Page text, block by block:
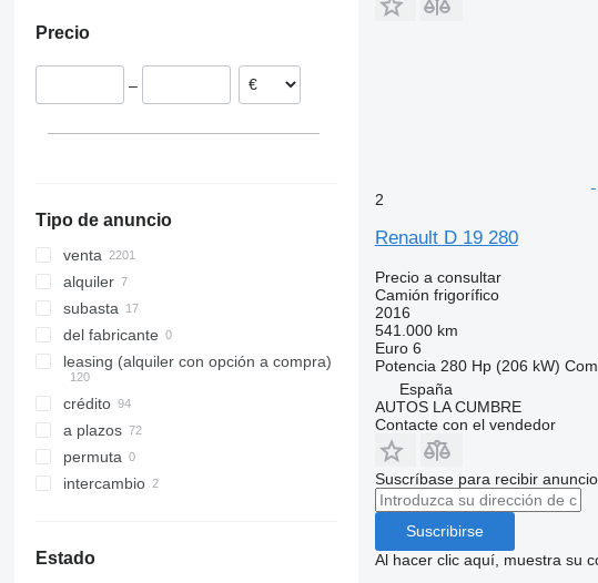
Bélgica
Reino Unido
Argentina
Precio
–
Tipo de anuncio
venta
alquiler
subasta
del fabricante
leasing (alquiler con opción a compra)
crédito
a plazos
permuta
intercambio
Estado
2
Renault D 19 280
Precio a consultar
Camión frigorífico
2016
541.000 km
Euro 6
Potencia 280 Hp (206 kW)
España
AUTOS LA CUMBRE
Contacte con el vendedor
Suscríbase para recibir
Suscribirse
Al hacer clic aquí, muestra su